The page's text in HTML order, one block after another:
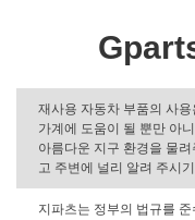
재사용 자동차 부품의 사
가계에 도움이 될 뿐만 아
아름다운 지구 환경을 물
고 주변에 널리 알려 주시
지파츠는 정부의 법규를